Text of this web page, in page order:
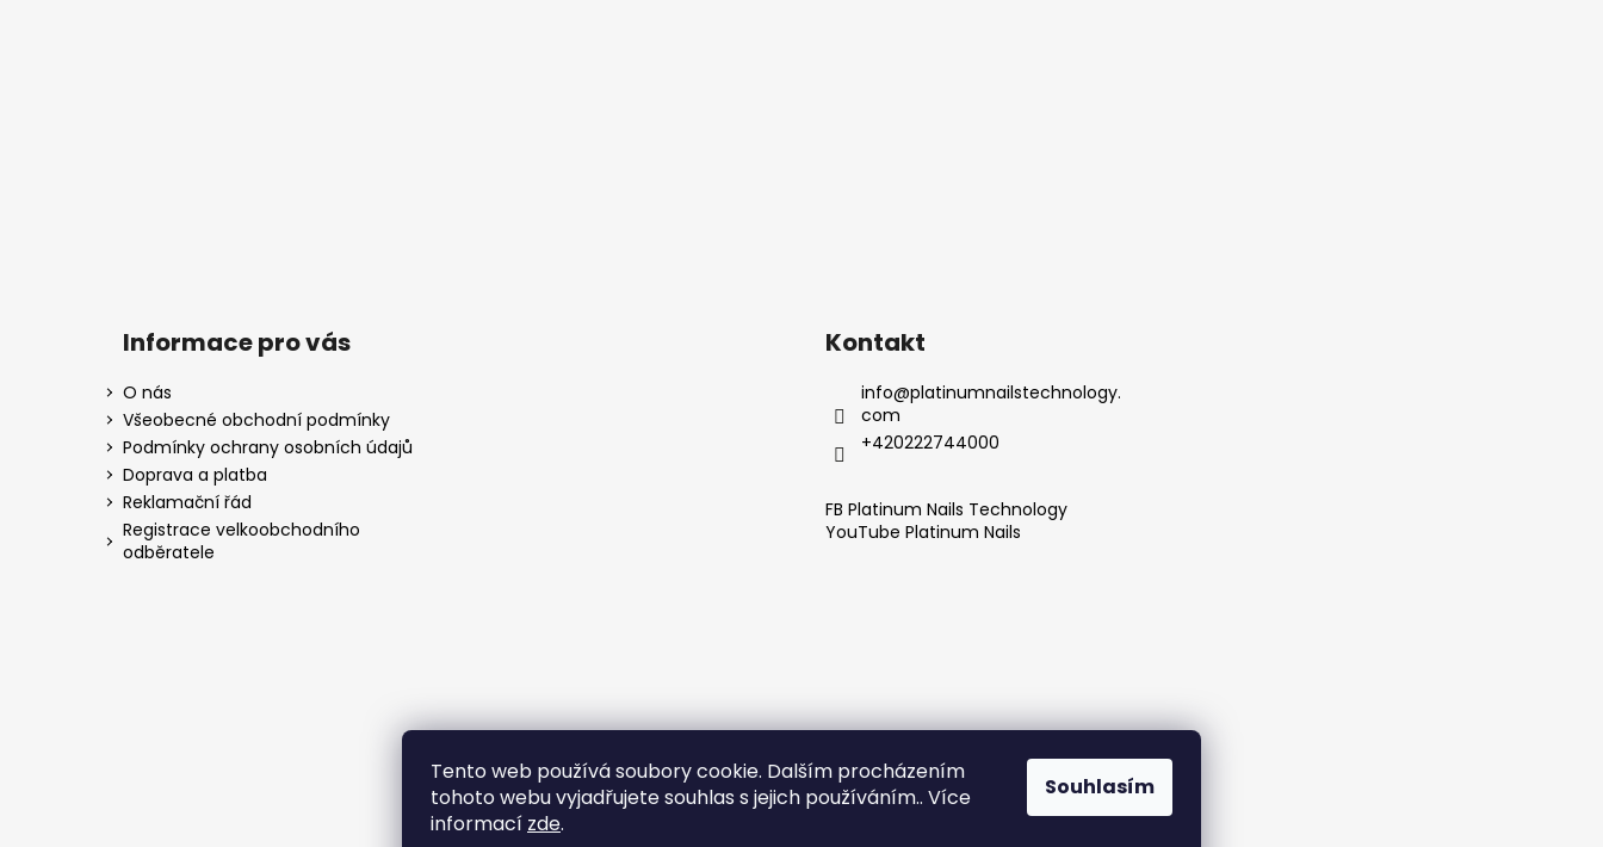
Tento web používá soubory cookie. Dalším procházením
tohoto webu vyjadřujete souhlas s jejich používáním.. Více
informací zde.
Souhlasím
Informace pro vás
O nás
Všeobecné obchodní podmínky
Podmínky ochrany osobních údajů
Doprava a platba
Reklamační řád
Registrace velkoobchodního
odběratele
Kontakt
info@platinumnailstechnology.
com
+420222744000
FB Platinum Nails Technology
YouTube Platinum Nails